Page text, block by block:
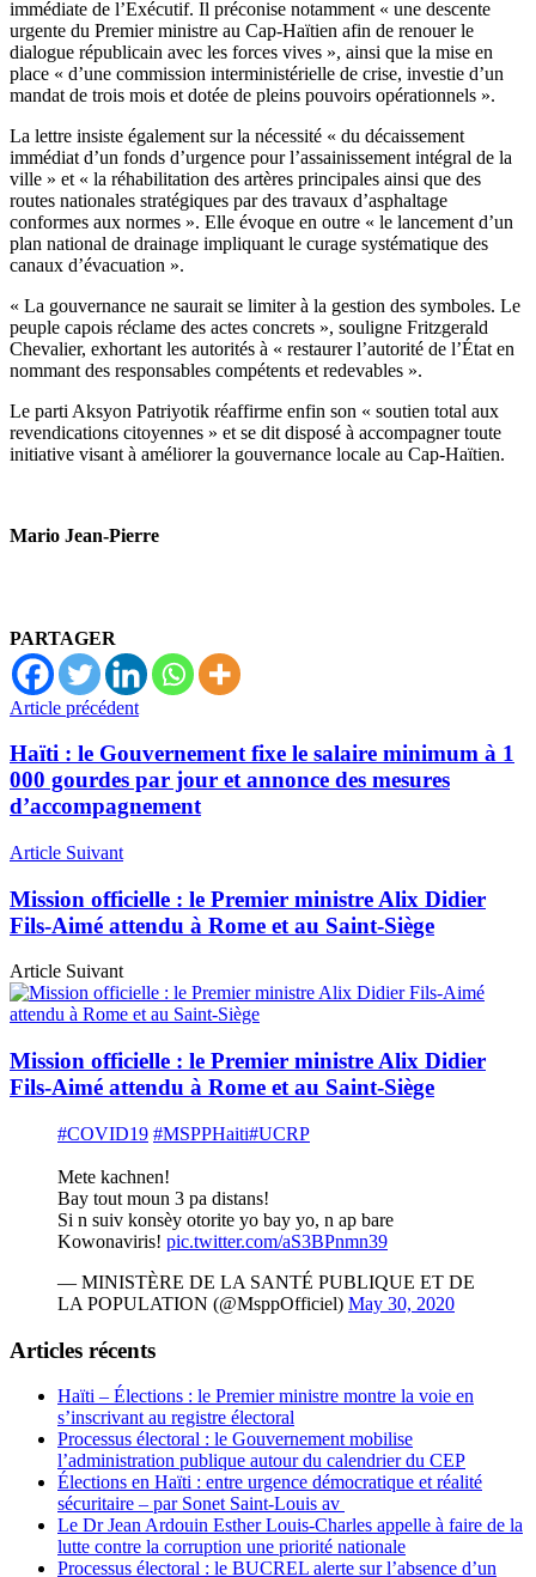
immédiate de l’Exécutif. Il préconise notamment « une descente
urgente du Premier ministre au Cap-Haïtien afin de renouer le
dialogue républicain avec les forces vives », ainsi que la mise en
place « d’une commission interministérielle de crise, investie d’un
mandat de trois mois et dotée de pleins pouvoirs opérationnels ».
La lettre insiste également sur la nécessité « du décaissement
immédiat d’un fonds d’urgence pour l’assainissement intégral de la
ville » et « la réhabilitation des artères principales ainsi que des
routes nationales stratégiques par des travaux d’asphaltage
conformes aux normes ». Elle évoque en outre « le lancement d’un
plan national de drainage impliquant le curage systématique des
canaux d’évacuation ».
« La gouvernance ne saurait se limiter à la gestion des symboles. Le
peuple capois réclame des actes concrets », souligne Fritzgerald
Chevalier, exhortant les autorités à « restaurer l’autorité de l’État en
nommant des responsables compétents et redevables ».
Le parti Aksyon Patriyotik réaffirme enfin son « soutien total aux
revendications citoyennes » et se dit disposé à accompagner toute
initiative visant à améliorer la gouvernance locale au Cap-Haïtien.
Mario Jean-Pierre
PARTAGER
Article précédent
Haïti : le Gouvernement fixe le salaire minimum à 1
000 gourdes par jour et annonce des mesures
d’accompagnement
Article Suivant
Mission officielle : le Premier ministre Alix Didier
Fils-Aimé attendu à Rome et au Saint-Siège
Article Suivant
Mission officielle : le Premier ministre Alix Didier
Fils-Aimé attendu à Rome et au Saint-Siège
#COVID19 #MSPPHaiti#UCRP
Mete kachnen!
Bay tout moun 3 pa distans!
Si n suiv konsèy otorite yo bay yo, n ap bare
Kowonaviris! pic.twitter.com/aS3BPnmn39
— MINISTÈRE DE LA SANTÉ PUBLIQUE ET DE
LA POPULATION (@MsppOfficiel) May 30, 2020
Articles récents
Haïti – Élections : le Premier ministre montre la voie en
s’inscrivant au registre électoral
Processus électoral : le Gouvernement mobilise
l’administration publique autour du calendrier du CEP
Élections en Haïti : entre urgence démocratique et réalité
sécuritaire – par Sonet Saint-Louis av
Le Dr Jean Ardouin Esther Louis-Charles appelle à faire de la
lutte contre la corruption une priorité nationale
Processus électoral : le BUCREL alerte sur l’absence d’un